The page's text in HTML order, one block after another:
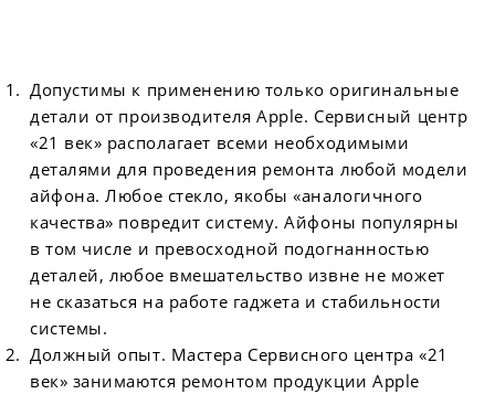
Допустимы к применению только оригинальные
детали от производителя Apple. Сервисный центр
«21 век» располагает всеми необходимыми
деталями для проведения ремонта любой модели
айфона. Любое стекло, якобы «аналогичного
качества» повредит систему. Айфоны популярны
в том числе и превосходной подогнанностью
деталей, любое вмешательство извне не может
не сказаться на работе гаджета и стабильности
системы.
Должный опыт. Мастера Сервисного центра «21
век» занимаются ремонтом продукции Apple